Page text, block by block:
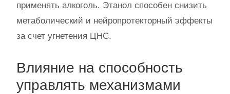
применять алкоголь. Этанол способен снизить
метаболический и нейропротекторный эффекты
за счет угнетения ЦНС.
Влияние на способность
управлять механизмами